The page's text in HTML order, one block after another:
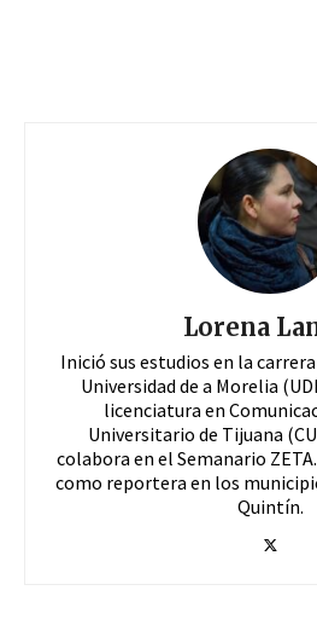
Lorena
Inició sus estudios en la
Universidad de a Morelia
licenciatura en
Universitario de Tijuana
colabora en el Semanario
como reportera en los
Quintín.